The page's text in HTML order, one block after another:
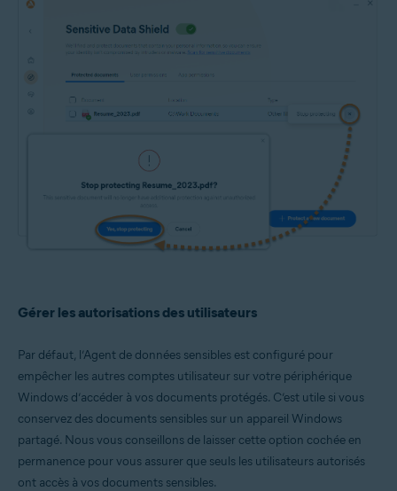
Gérer les autorisations des utilisateurs
Par défaut, l’Agent de données sensibles est configuré pour
empêcher les autres comptes utilisateur sur votre périphérique
Windows d’accéder à vos documents protégés. C’est utile si vous
conservez des documents sensibles sur un appareil Windows
partagé. Nous vous conseillons de laisser cette option cochée en
permanence pour vous assurer que seuls les utilisateurs autorisés
ont accès à vos documents sensibles.